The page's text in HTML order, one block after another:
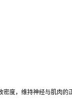
度，维持神经与肌肉